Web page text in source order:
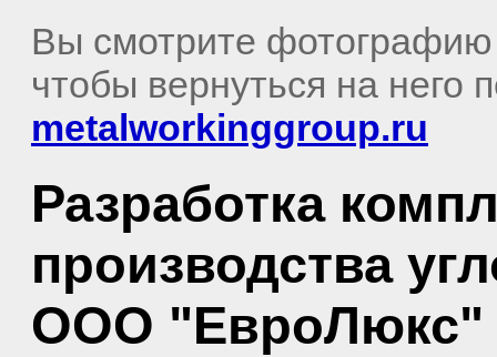
Вы смотрите
чтобы вернуться на него
metalworkinggroup.ru
Разработка
производства
ООО "ЕвроЛюкс"